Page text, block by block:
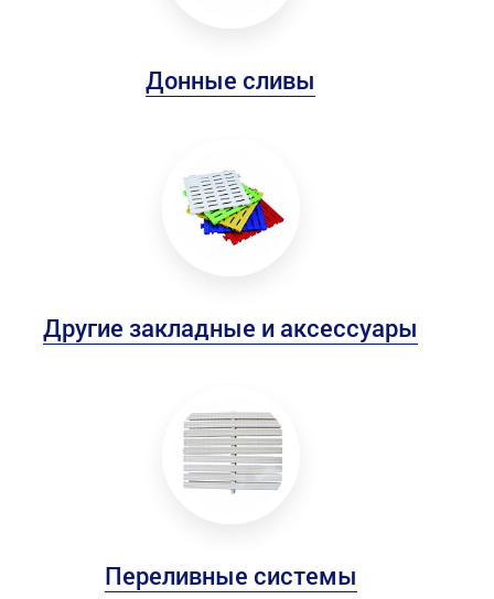
Донные сливы
Другие закладные и аксессуары
Переливные системы